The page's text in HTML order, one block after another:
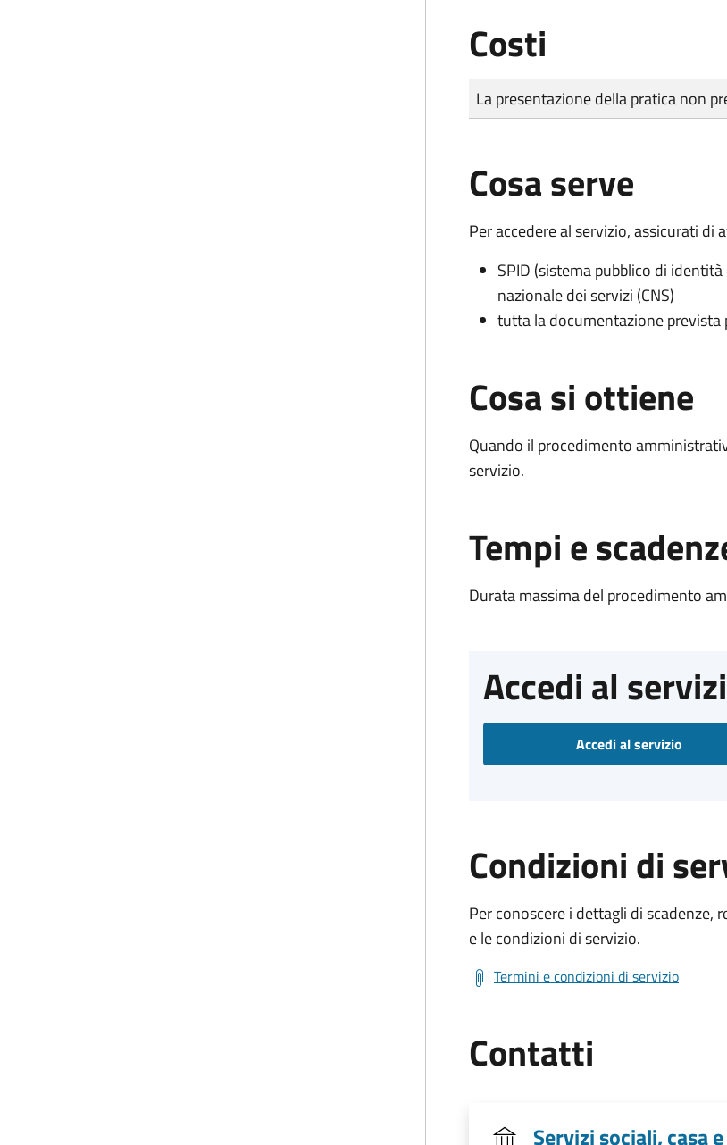
Costi
Tipo di pagamento
Importo
La presentazione della pratica non
Cosa serve
Per accedere al servizio, assicurati di
SPID (sistema pubblico di
nazionale dei servizi (CNS)
tutta la documentazione prevista
Cosa si ottiene
Quando il procedimento
servizio.
Tempi e
Durata massima del procedimento
Accedi al
Accedi al servizio
Condizioni di
Per conoscere i dettagli di
e le condizioni di servizio.
Termini e condizioni di servizio
Contatti
Servizi sociali, casa